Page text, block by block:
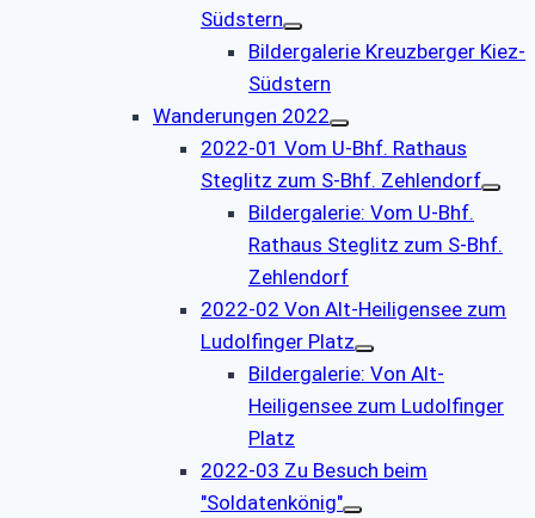
Südstern
Bildergalerie Kreuzberger Kiez-
Südstern
Wanderungen 2022
2022-01 Vom U-Bhf. Rathaus
Steglitz zum S-Bhf. Zehlendorf
Bildergalerie: Vom U-Bhf.
Rathaus Steglitz zum S-Bhf.
Zehlendorf
2022-02 Von Alt-Heiligensee zum
Ludolfinger Platz
Bildergalerie: Von Alt-
Heiligensee zum Ludolfinger
Platz
2022-03 Zu Besuch beim
"Soldatenkönig"